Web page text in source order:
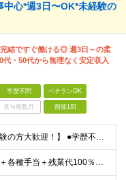
中心*週3日〜OK*未経験の
結ですぐ働ける◎ 週3日～の柔
代・50代から無理なく安定収入
学歴不問 ベテランOK
賞与複数月 面接1回
【40代・50代の未経験の方大歓迎！】 ●学歴不問 ●未経験OK ●ブランクOK ★「体力的に無理なく働きたい」という思いをお持ちの方を歓迎します。 ★「人と話すのが好き」「誰かの役に立つ仕事がした
月給22万円～25万円＋各種手当＋残業代100％支給 ※ただし週3日勤務の場合は月給14.8万円～となります ※夜勤シフトの場合は、上記月給に加えて「深夜割増手当（22時～翌5時までの勤務に対して2